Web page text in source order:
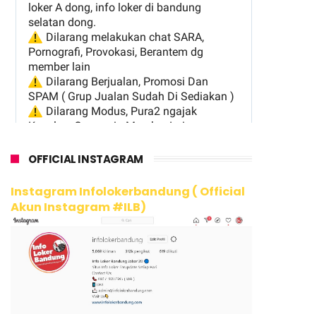
OFFICIAL INSTAGRAM
Instagram Infolokerbandung ( Official
Akun Instagram #ILB)